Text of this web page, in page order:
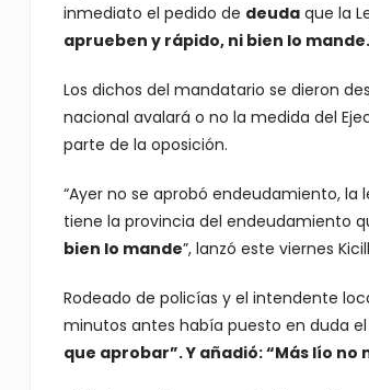
inmediato el pedido de deudaque la
aprueben y rápido, ni bien lo
Los dichos del mandatario se dieron
nacional avalará o no la medida del
parte de la oposición.
“Ayer no se aprobó endeudamiento,
tiene la provincia del endeudamiento
bien lo mande”, lanzó este viernes
Rodeado de policías y el intendente
minutos antes había puesto en duda el
que aprobar”. Y añadió: “Más lío